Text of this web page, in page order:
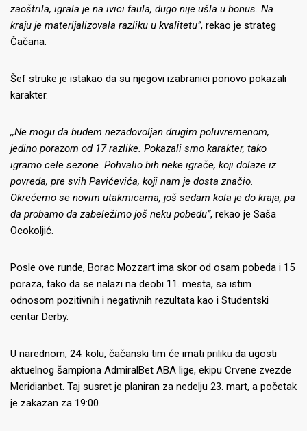
zaoštrila, igrala je na ivici faula, dugo nije ušla u bonus. Na
kraju je materijalizovala razliku u kvalitetu”, rekao je strateg
Čačana.
Šef struke je istakao da su njegovi izabranici ponovo pokazali
karakter.
,,Ne mogu da budem nezadovoljan drugim poluvremenom,
jedino porazom od 17 razlike. Pokazali smo karakter, tako
igramo cele sezone. Pohvalio bih neke igrače, koji dolaze iz
povreda, pre svih Pavićevića, koji nam je dosta značio.
Okrećemo se novim utakmicama, još sedam kola je do kraja, pa
da probamo da zabeležimo još neku pobedu”, rekao je Saša
Ocokoljić.
Posle ove runde, Borac Mozzart ima skor od osam pobeda i 15
poraza, tako da se nalazi na deobi 11. mesta, sa istim
odnosom pozitivnih i negativnih rezultata kao i Studentski
centar Derby.
U narednom, 24. kolu, čačanski tim će imati priliku da ugosti
aktuelnog šampiona AdmiralBet ABA lige, ekipu Crvene zvezde
Meridianbet. Taj susret je planiran za nedelju 23. mart, a početak
je zakazan za 19:00.